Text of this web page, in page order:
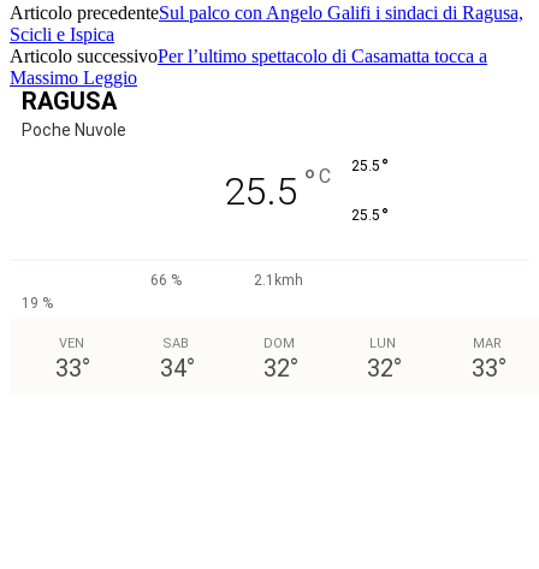
Articolo precedenteSul palco con Angelo Galifi i sindaci di Ragusa,
Scicli e Ispica
Articolo successivoPer l’ultimo spettacolo di Casamatta tocca a
Massimo Leggio
RAGUSA
Poche Nuvole
25.5 ° C 25.5 °
25.5 °
66 %
2.1kmh
19 %
VEN
33°
SAB
34°
DOM
32°
LUN
32°
MAR
33°